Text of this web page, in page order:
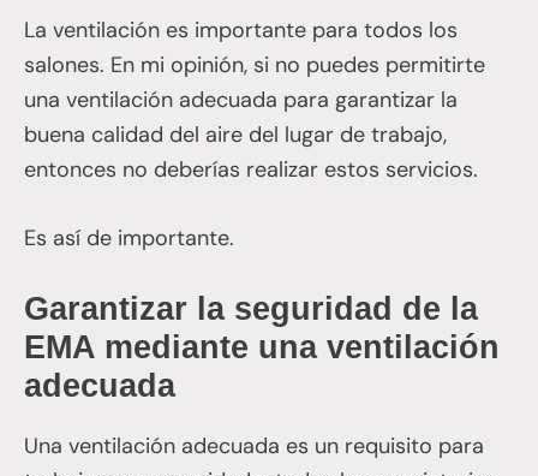
La ventilación es importante para todos los
salones. En mi opinión, si no puedes permitirte
una ventilación adecuada para garantizar la
buena calidad del aire del lugar de trabajo,
entonces no deberías realizar estos servicios.
Es así de importante.
Garantizar la seguridad de la
EMA mediante una ventilación
adecuada
Una ventilación adecuada es un requisito para